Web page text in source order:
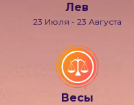
Лев
23 Июля - 23 Августа
Весы